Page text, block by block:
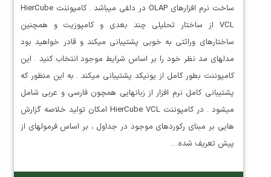
ساخت نرم افزارهای OLAP در دلفی میباشد . کامپوننت HierCube
VCL از ساختار تحلیلی چند بعدی و کامپوزیت و همچنین
ساختارهای وراثتی به خوبی پشتیبانی میکند و قادر خواهید بود
مدلهای مد نظر خود را بر اساس شرایط موجود انتخاب کنید . این
کامپوننت بطور کامل از یونیکد پشتیبانی میکند . به این منظور که
پشتیبانی کامل نرم افزار از زبانهایی همچون فارسی و عربی شامل
میشود . در کامپوننت HierCube VCL امکان تولید خلاصه گزارش
هایی بر مبنای رکوردهای موجود در جداول ، بر اساس فرمولهای از
پیش تعریف شده…